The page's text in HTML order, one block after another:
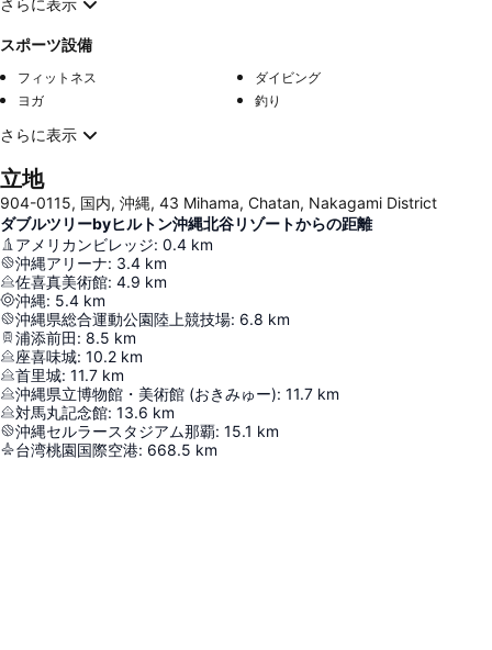
さらに表示
スポーツ設備
フィットネス
ダイビング
ヨガ
釣り
さらに表示
立地
904-0115, 国内, 沖縄, 43 Mihama, Chatan, Nakagami District
ダブルツリーbyヒルトン沖縄北谷リゾートからの距離
アメリカンビレッジ: 0.4 km
沖縄アリーナ: 3.4 km
佐喜真美術館: 4.9 km
沖縄: 5.4 km
沖縄県総合運動公園陸上競技場: 6.8 km
浦添前田: 8.5 km
座喜味城: 10.2 km
首里城: 11.7 km
沖縄県立博物館・美術館 (おきみゅー): 11.7 km
対馬丸記念館: 13.6 km
沖縄セルラースタジアム那覇: 15.1 km
台湾桃園国際空港: 668.5 km